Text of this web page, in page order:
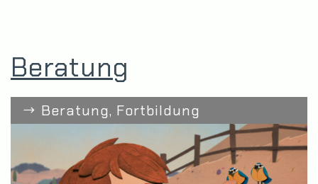
Beratung
Beratung, Fortbildung